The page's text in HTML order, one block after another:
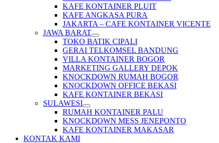
KAFE KONTAINER PLUIT
KAFE ANGKASA PURA
JAKARTA – CAFE KONTAINER VICENTE
JAWA BARAT
TOKO BATIK CIPALI
GERAI TELKOMSEL BANDUNG
VILLA KONTAINER BOGOR
MARKETING GALLERY DEPOK
KNOCKDOWN RUMAH BOGOR
KNOCKDOWN OFFICE BEKASI
KAFE KONTAINER BEKASI
SULAWESI
RUMAH KONTAINER PALU
KNOCKDOWN MESS JENEPONTO
KAFE KONTAINER MAKASAR
KONTAK KAMI